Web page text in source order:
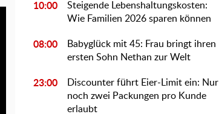
10:00
Steigende Lebenshaltungskosten:
Wie Familien 2026 sparen können
08:00
Babyglück mit 45: Frau bringt ihren
ersten Sohn Nethan zur Welt
23:00
Discounter führt Eier-Limit ein: Nur
noch zwei Packungen pro Kunde
erlaubt